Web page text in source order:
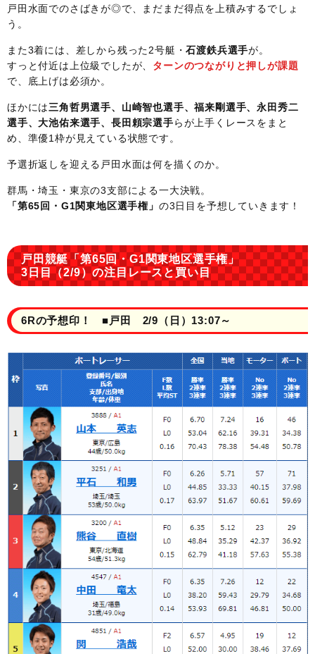
戸田水面でのさばきが◎で、まだまだ得点を上積みするでしょ
う。
また3着には、差しから残った2号艇・石渡鉄兵選手が。
すっと付近は上位級でしたが、 ターンのつながりと押しが課題
で、底上げは必須か。
ほかには三角哲男選手、山崎智也選手、福来剛選手、永田秀二
選手、大池佑来選手、長田頼宗選手らが上手くレースをまと
め、準優1枠が見えている状態です。
予選折返しを迎える戸田水面は何を描くのか。
群馬・埼玉・東京の3支部による一大決戦。
「第65回・G1関東地区選手権」 の3日目を予想していきます！
戸田競艇「第65回・G1関東地区選手権」
3日目（2/9）の注目レースと買い目
6Rの予想印！ ■戸田 2/9（日）13:07～